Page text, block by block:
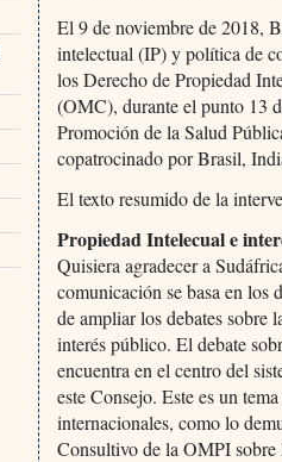
El 9 de noviembre de 2018,
intelectual (IP) y política de
los Derecho de Propiedad
(OMC), durante el punto 13
Promoción de la Salud
copatrocinado por Brasil,
El texto resumido de la
Propiedad Intelecual e
Quisiera agradecer a
comunicación se basa en
de ampliar los debates sobre
interés público. El debate
encuentra en el centro del
este Consejo. Este es un
internacionales, como lo
Consultivo de la OMPI